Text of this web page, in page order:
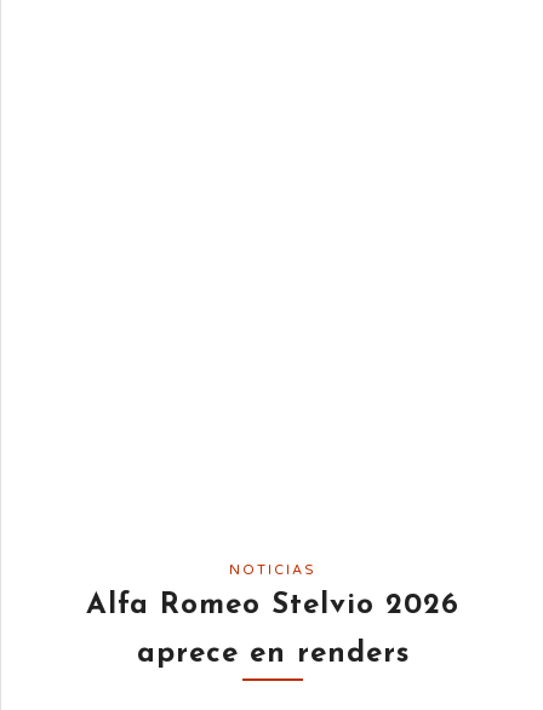
NOTICIAS
Alfa Romeo Stelvio 2026
aprece en renders